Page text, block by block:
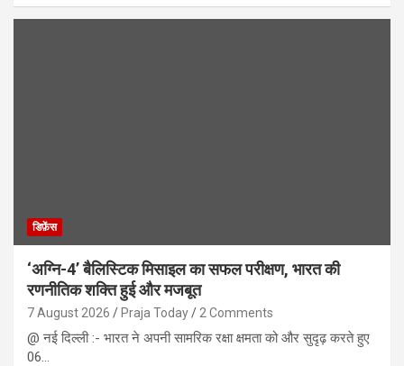
डिफ़ेंस
‘अग्नि-4’ बैलिस्टिक मिसाइल का सफल परीक्षण, भारत की
रणनीतिक शक्ति हुई और मजबूत
7 August 2026 Praja Today 2 Comments
@ नई दिल्ली :- भारत ने अपनी सामरिक रक्षा क्षमता को और सुदृढ़ करते हुए
06…